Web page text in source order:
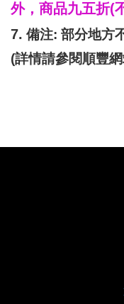
外，商品九五折(
7. 備注: 部分地方
(詳情請參閱順豐